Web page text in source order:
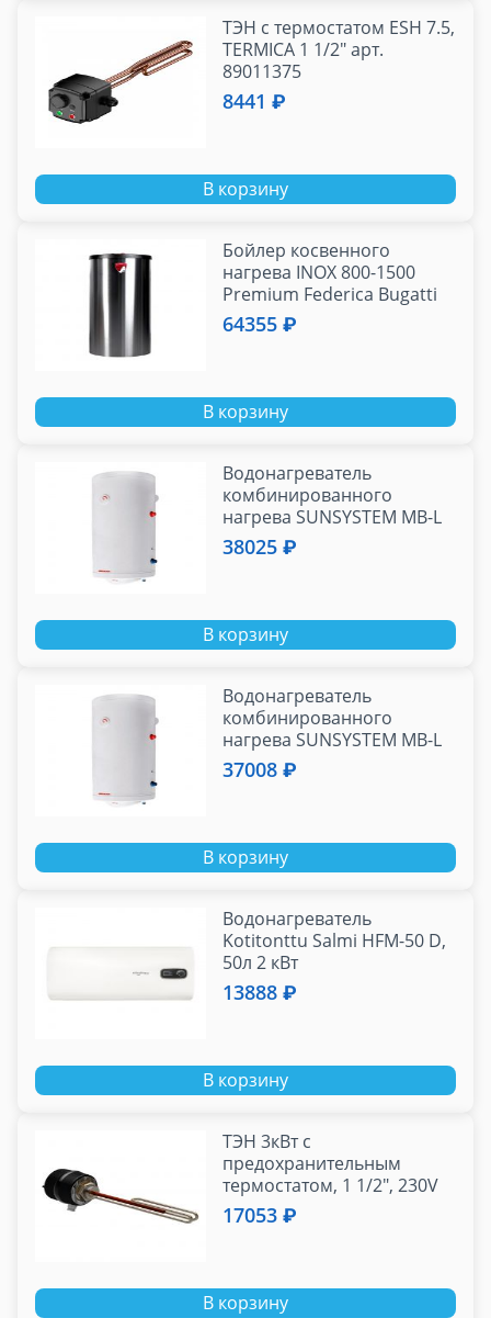
ТЭН с термостатом ESH 7.5,
TERMICA 1 1/2" арт.
89011375
8441 ₽
В корзину
Бойлер косвенного
нагрева INOX 800-1500
Premium Federica Bugatti
(110, 150, 210 л.)
64355 ₽
В корзину
Водонагреватель
комбинированного
нагрева SUNSYSTEM MB-L
NL2 120 V/S1 с ТЭН - 3кВт/
ТЭН - 2кВт
38025 ₽
В корзину
Водонагреватель
комбинированного
нагрева SUNSYSTEM MB-L
NL2 100 V/S1 с ТЭН - 2 -
3кВт
37008 ₽
В корзину
Водонагреватель
Kotitonttu Salmi HFM-50 D,
50л 2 кВт
13888 ₽
В корзину
ТЭН 3кВт с
предохранительным
термостатом, 1 1/2", 230V
Federica
Bugatti/THERMOWATT
17053 ₽
В корзину